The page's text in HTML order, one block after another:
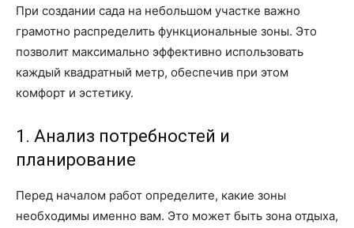
При создании сада на небольшом участке важно
грамотно распределить функциональные зоны. Это
позволит максимально эффективно использовать
каждый квадратный метр, обеспечив при этом
комфорт и эстетику.
1. Анализ потребностей и
планирование
Перед началом работ определите, какие зоны
необходимы именно вам. Это может быть зона отдыха,